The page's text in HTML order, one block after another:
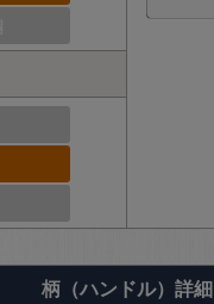
柄（ハンドル）詳細